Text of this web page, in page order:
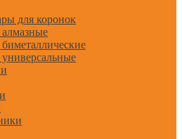
для коронок